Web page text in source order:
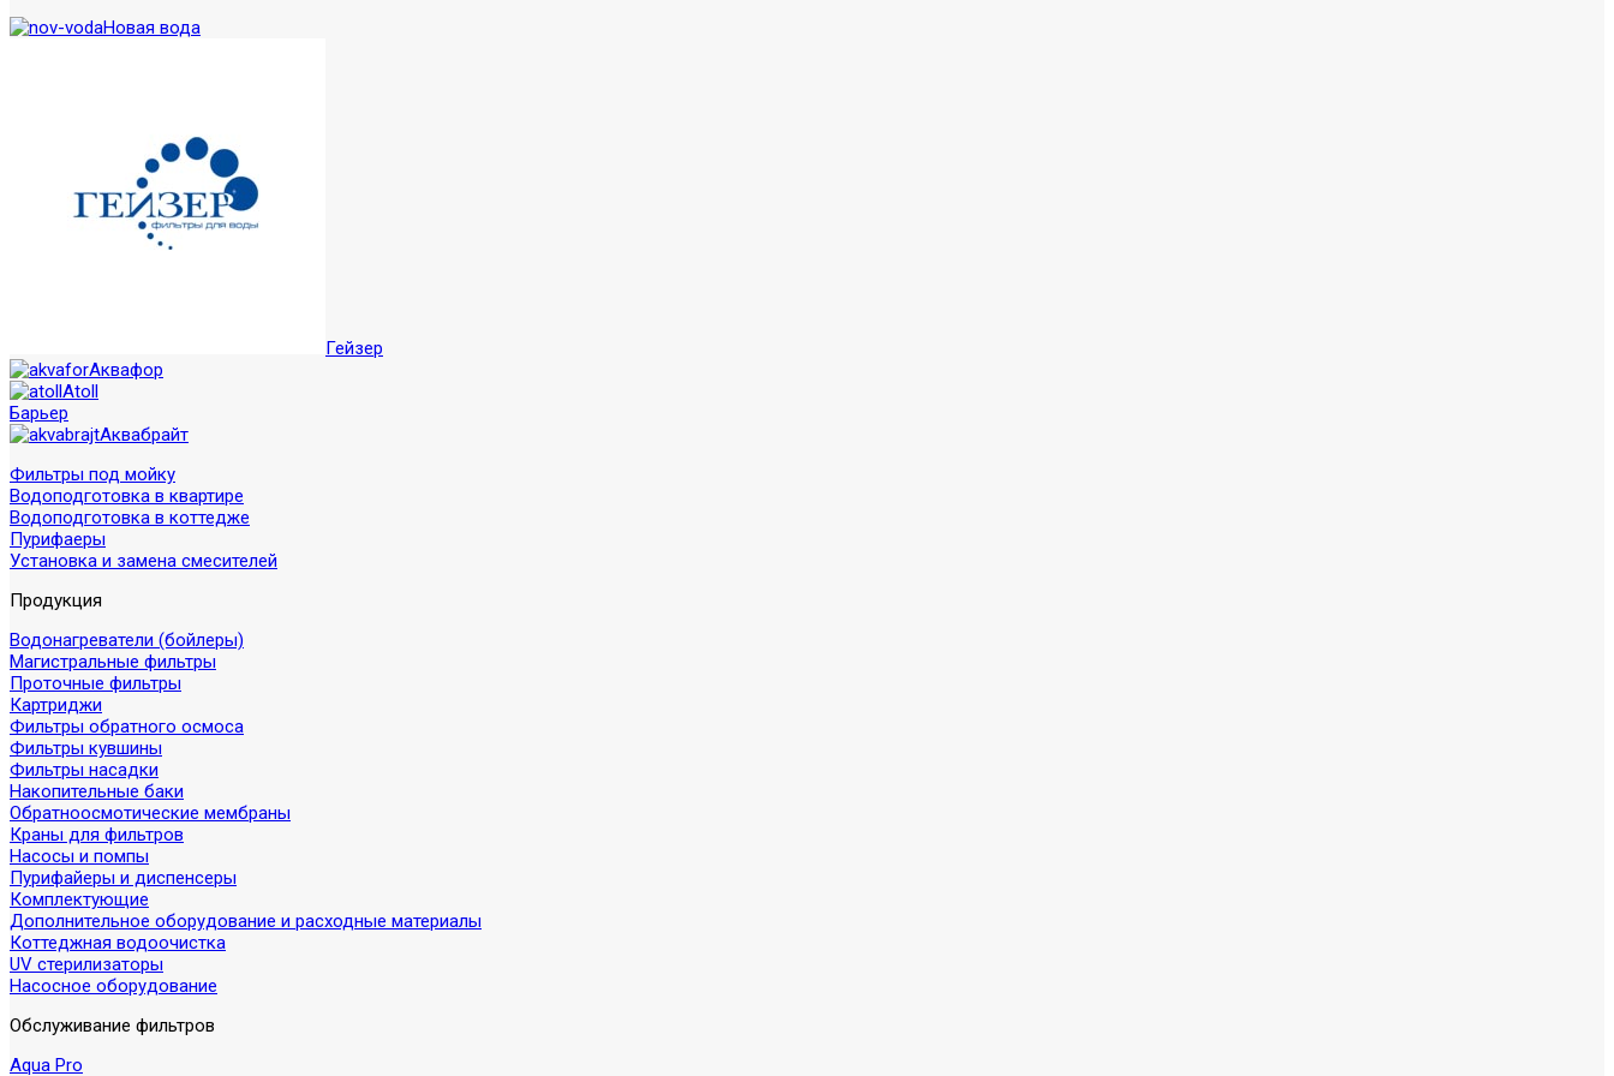
Новая вода
Гейзер
Аквафор
Atoll
Барьер
Аквабрайт
Фильтры под мойку
Водоподготовка в квартире
Водоподготовка в коттедже
Пурифаеры
Установка и замена смесителей
Продукция
Водонагреватели (бойлеры)
Магистральные фильтры
Проточные фильтры
Картриджи
Фильтры обратного осмоса
Фильтры кувшины
Фильтры насадки
Накопительные баки
Обратноосмотические мембраны
Краны для фильтров
Насосы и помпы
Пурифайеры и диспенсеры
Комплектующие
Дополнительное оборудование и расходные материалы
Коттеджная водоочистка
UV стерилизаторы
Насосное оборудование
Обслуживание фильтров
Aqua Pro